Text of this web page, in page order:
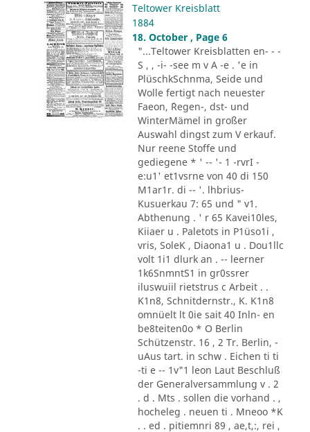
Teltower Kreisblatt
1884
18. October , Page 6
"...Teltower Kreisblatten en- - -
S , , -i- -see m v A -e . 'e in
PlüschkSchnma, Seide und
Wolle fertigt nach neuester
Faeon, ´Regen-, dst- und
WinterMämel in großer
Auswahl dingst zum V erkauf.
Nur reene Stoffe und
gediegene * ' -- '- 1 -rvrI -
e:u1' et1vsrne von 40 di 150
M1ar1r. di -- '. lhbrius-
Kusuerkau 7: 65 und " v1.
Abthenung . ' r 65 Kavei10les,
Kiiaer u . Paletots in P1üso1i ,
vris, SoleK , Diaona1 u . Dou1llc
volt 1i1 dlurk an . -- leerner
1k6SnmntS1 in gr0ssrer
iluswuiil rietstrus c Arbeit . .
K1n8, Schnitdernstr., K. K1n8
omnüelt lt 0ie sait 40 Inln- en
be8teiten0o * O Berlin
Schützenstr. 16 , 2 Tr. Berlin, -
uAus tart. in schw . Eichen ti ti
-ti e -- 1v"1 leon Laut Beschluß
der Generalversammlung v . 2
. d . Mts . sollen die vorhand . ,
hocheleg . neuen ti . Mneoo *K
. . ed . pitiemnri 89 , ae,t,:, rei ,